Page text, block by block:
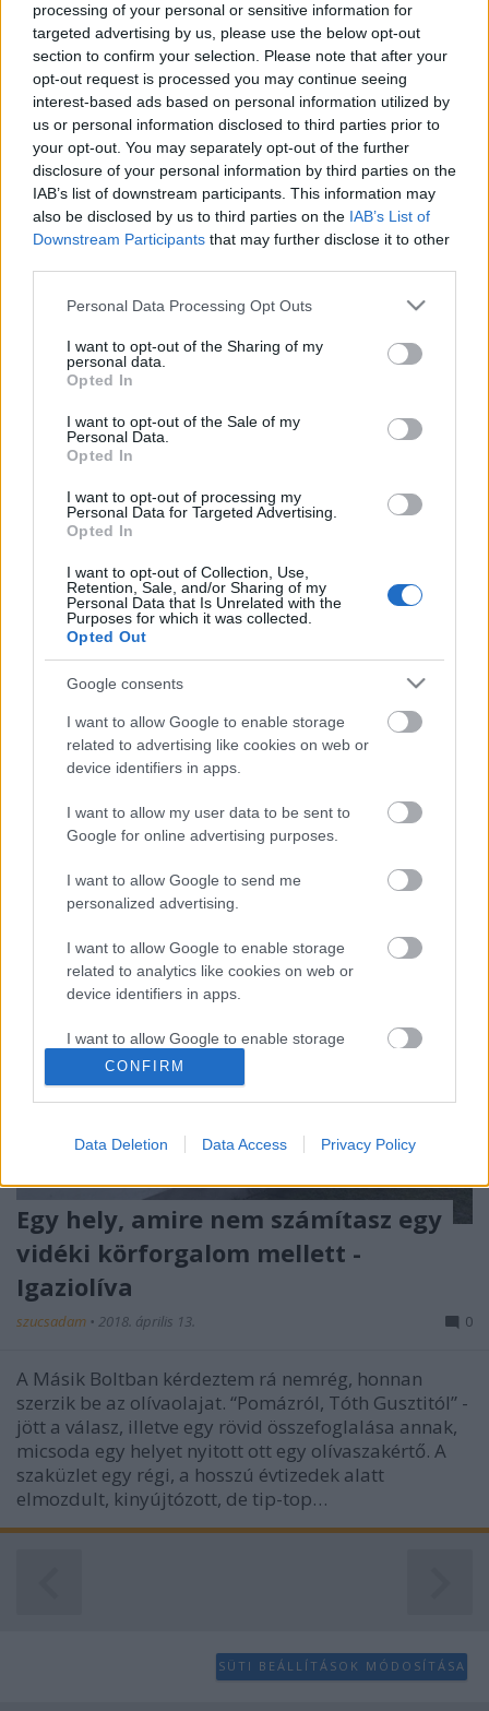
processing of your personal or sensitive information for
targeted advertising by us, please use the below opt-out
section to confirm your selection. Please note that after your
opt-out request is processed you may continue seeing
interest-based ads based on personal information utilized by
us or personal information disclosed to third parties prior to
your opt-out. You may separately opt-out of the further
disclosure of your personal information by third parties on the
IAB’s list of downstream participants. This information may
also be disclosed by us to third parties on the IAB’s List of
Downstream Participants that may further disclose it to other
Please note that this website/app uses one or more Google
not limited to your visit or usage behaviour. You may click to
grant or deny consent to Google and its third-party tags to
use your data for below specified purposes in below Google
consent section.
Personal Data Processing Opt Outs
I want to opt-out of the Sharing of my
personal data.
Opted In
I want to opt-out of the Sale of my
Personal Data.
Opted In
I want to opt-out of processing my
Personal Data for Targeted Advertising.
Opted In
I want to opt-out of Collection, Use,
Retention, Sale, and/or Sharing of my
Personal Data that Is Unrelated with the
Purposes for which it was collected.
Opted Out
Google consents
I want to allow Google to enable storage
related to advertising like cookies on web or
device identifiers in apps.
I want to allow my user data to be sent to
Google for online advertising purposes.
I want to allow Google to send me
personalized advertising.
I want to allow Google to enable storage
related to analytics like cookies on web or
device identifiers in apps.
I want to allow Google to enable storage
related to functionality of the website or app.
I want to allow Google to enable storage
related to security, including authentication
functionality and fraud prevention, and other
user protection.
CONFIRM
Data Deletion Data Access Privacy Policy
A Dob utcában járva, a Körút felé észrevehetünk egy
feliratot: Doboliva. Miután végigfuttatjuk
magunkban, hogy vajon miért fontos, dobol-e Iva,
újra összerakjuk a szótagokat. Rájövünk, hogy itt
oliva található, a Dob helyrajzi megjelölés. Belépve
az ajtón nem mindennapi zavart érzünk az…
Leutaztunk és megnéztük, hogy
készül a korfui olívaolaj, amiről
hamarosan mindenki beszél
szucsadam•2018. június 11.
A korfui olívaolaj egészen az elmúlt évekig egyet
jelentett az alacsony minőségű, lesajnált görög
próbálkozással. Egészen néhány évvel ezelőttig
mindenki azt gondolta, hogy a görög szigeten
található Lianolia olívafaj, az apró bogyóival, az
itteni termelők régimódi, elavult szüreti és
sajtolási…
Egy hely, amire nem számítasz egy
vidéki körforgalom mellett -
Igaziolíva
szucsadam • 2018. április 13. 0
A Másik Boltban kérdeztem rá nemrég, honnan
szerzik be az olívaolajat. “Pomázról, Tóth Gusztitól” -
jött a válasz, illetve egy rövid összefoglalása annak,
micsoda egy helyet nyitott ott egy olívaszakértő. A
szaküzlet egy régi, a hosszú évtizedek alatt
elmozdult, kinyújtózott, de tip-top…
SÜTI BEÁLLÍTÁSOK MÓDOSÍTÁSA